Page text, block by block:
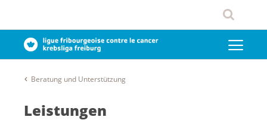
Beratung und Unterstützung
Leistungen